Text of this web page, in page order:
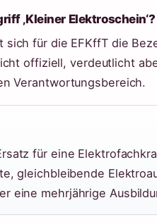
‚Kleiner Elektroschein‘?
sich für die EFKffT die
offiziell, verdeutlicht
Verantwortungsbereich.
für eine
gleichbleibende
eine mehrjährige